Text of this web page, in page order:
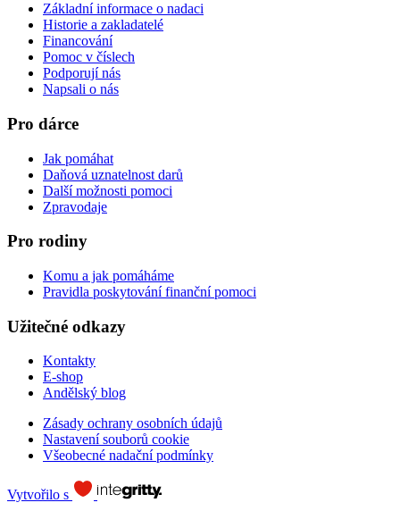
Základní informace o nadaci
Historie a zakladatelé
Financování
Pomoc v číslech
Podporují nás
Napsali o nás
Pro dárce
Jak pomáhat
Daňová uznatelnost darů
Další možnosti pomoci
Zpravodaje
Pro rodiny
Komu a jak pomáháme
Pravidla poskytování finanční pomoci
Užitečné odkazy
Kontakty
E-shop
Andělský blog
Zásady ochrany osobních údajů
Nastavení souborů cookie
Všeobecné nadační podmínky
Vytvořilo s